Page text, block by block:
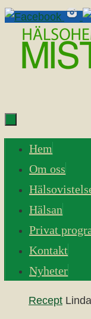
Skip
content
Skip
content
Hem
Om oss
Hälsan
Privat
Kontakt
Nyheter
Home
Recept